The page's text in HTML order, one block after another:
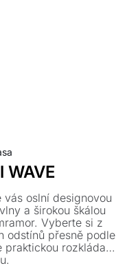
vás oslní designovou
a širokou škálou
Vyberte si z
odstínů přesně podle
praktickou rozkládací